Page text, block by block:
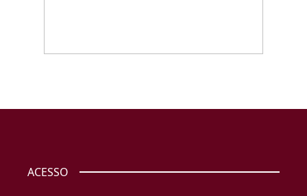
ACESSO